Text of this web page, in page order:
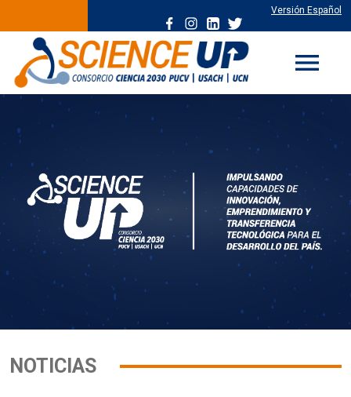
Versión Español
menu
NOTICIAS